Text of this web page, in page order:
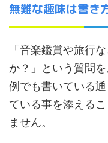
無難な趣味は書き
「音楽鑑賞や旅行
か？」という質問を
例でも書いている
ている事を添える
ません。